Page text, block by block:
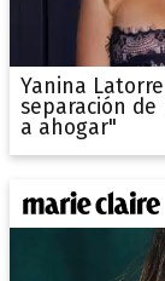
Yanina
separación de
a ahogar"